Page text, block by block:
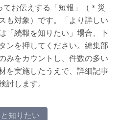
お伝えする「短報」（＊災
も対象）です。「より詳しい
「続報を知りたい」場合、下
ンを押してください。編集部
みをカウントし、件数の多い
を実施したうえで、詳細記事
します。
知りたい